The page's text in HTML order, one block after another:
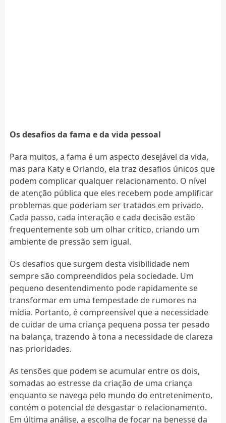
Os desafios da fama e da vida pessoal
Para muitos, a fama é um aspecto desejável da vida,
mas para Katy e Orlando, ela traz desafios únicos que
podem complicar qualquer relacionamento. O nível
de atenção pública que eles recebem pode amplificar
problemas que poderiam ser tratados em privado.
Cada passo, cada interação e cada decisão estão
frequentemente sob um olhar crítico, criando um
ambiente de pressão sem igual.
Os desafios que surgem desta visibilidade nem
sempre são compreendidos pela sociedade. Um
pequeno desentendimento pode rapidamente se
transformar em uma tempestade de rumores na
mídia. Portanto, é compreensível que a necessidade
de cuidar de uma criança pequena possa ter pesado
na balança, trazendo à tona a necessidade de clareza
nas prioridades.
As tensões que podem se acumular entre os dois,
somadas ao estresse da criação de uma criança
enquanto se navega pelo mundo do entretenimento,
contém o potencial de desgastar o relacionamento.
Em última análise, a escolha de focar na benesse da